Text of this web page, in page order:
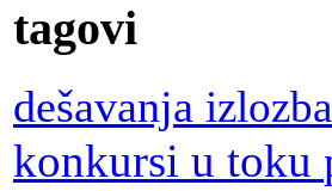
tagovi
dešavanja
konkursi u toku